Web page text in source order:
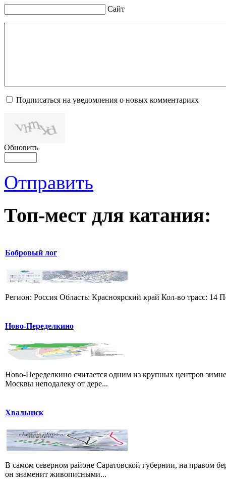
Сайт
Подписаться на уведомления о новых комментариях
Обновить
Отправить
Топ-мест для катания:
Бобровый лог
Регион: Россия Область: Красноярский край Кол-во трасс:
Ново-Переделкино
Ново-Переделкино считается одним из крупных центров
Москвы неподалеку от дере...
Хвалынск
В самом северном районе Саратовской губернии, на правом
он знаменит живописными...